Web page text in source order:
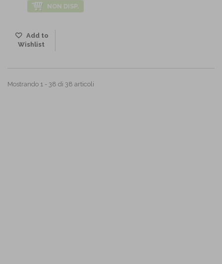
NON DISP.
Add to
Wishlist
Mostrando 1 - 38 di 38 articoli